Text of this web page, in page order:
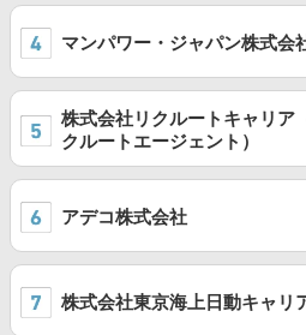
マンパワー・ジャパン株式会
株式会社リクルートキャリア
クルートエージェント）
アデコ株式会社
株式会社東京海上日動キャリ